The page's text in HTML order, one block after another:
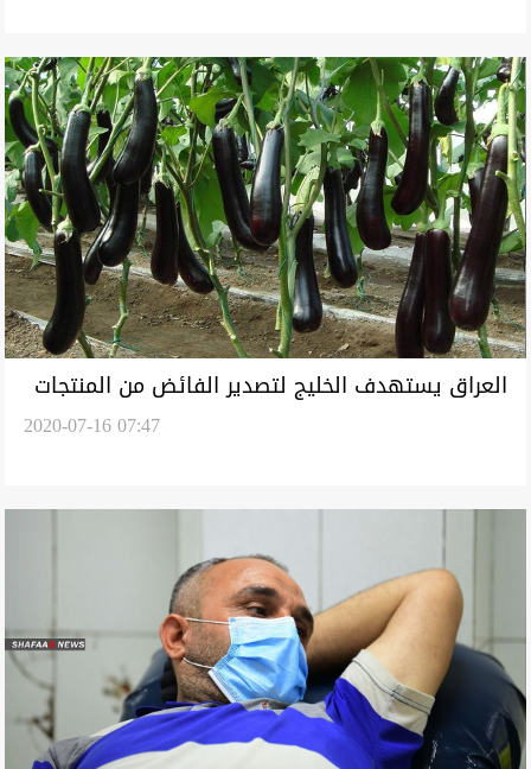
العراق يستهدف الخليج لتصدير الفائض من المنتجات
2020-07-16 07:47